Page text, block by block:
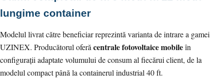
lungime container
Modelul livrat către beneficiar reprezintă varianta de intrare a gamei
UZINEX. Producătorul oferă centrale fotovoltaice mobileîn
configurații adaptate volumului de consum al fiecărui client, de la
modelul compact până la containerul industrial 40 ft.